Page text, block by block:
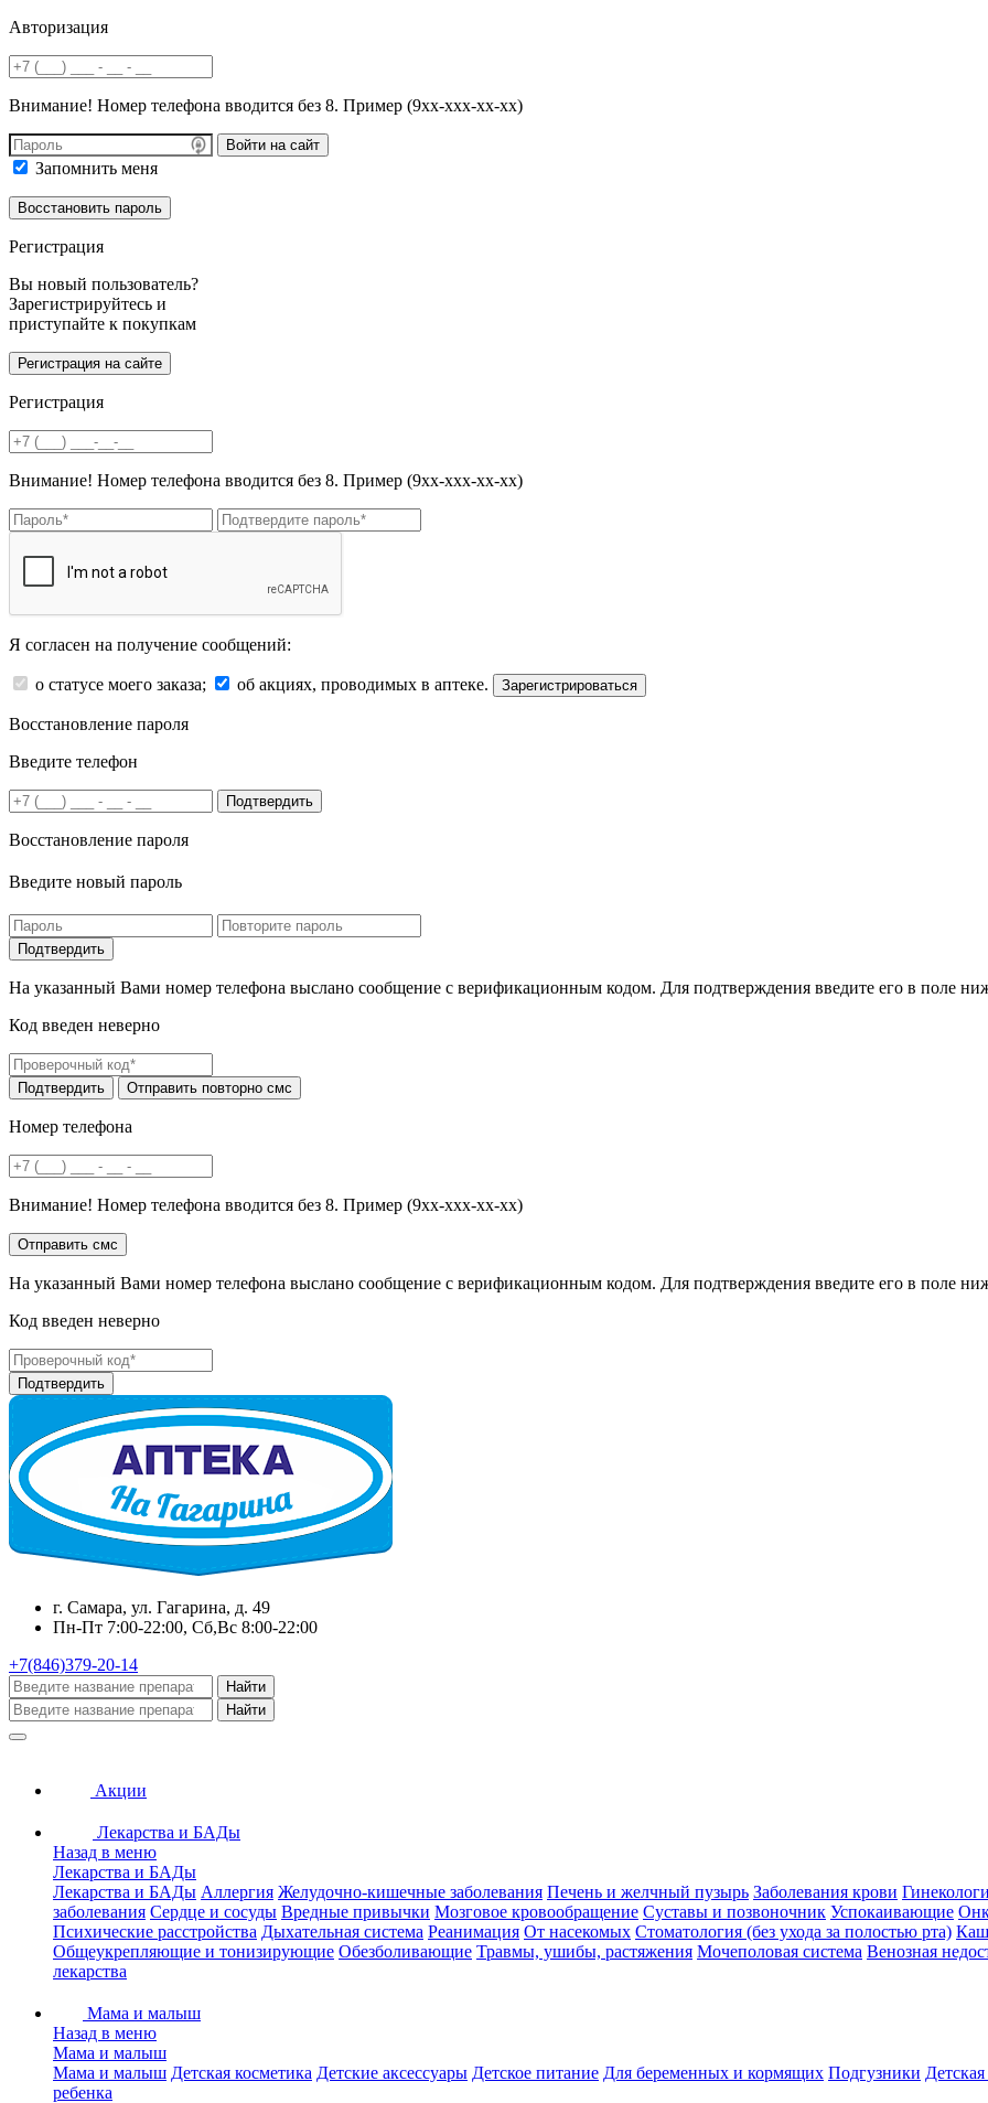
Авторизация
Внимание! Номер телефона вводится без 8. Пример (9хх-ххх-хх-хх)
Войти на сайт
Запомнить меня
Регистрация
Вы новый пользователь?
Зарегистрируйтесь и
приступайте к покупкам
Регистрация
Внимание! Номер телефона вводится без 8. Пример (9хх-ххх-хх-хх)
Я согласен на получение сообщений:
о статусе моего заказа; об акциях, проводимых в аптеке. Зарегистрироваться
Восстановление пароля
Введите телефон
Подтвердить
Восстановление пароля
Введите новый пароль
На указанный Вами номер телефона выслано сообщение с верификационным кодом. Для подтверждения введите его в поле
Код введен неверно
Номер телефона
Внимание! Номер телефона вводится без 8. Пример (9хх-ххх-хх-хх)
На указанный Вами номер телефона выслано сообщение с верификационным кодом. Для подтверждения введите его в поле
Код введен неверно
г. Самара, ул. Гагарина, д. 49
Пн-Пт 7:00-22:00, Сб,Вс 8:00-22:00
+7(846)379-20-14
Найти
Найти
Акции
Лекарства и БАДы
Назад в меню
Лекарства и БАДы
Лекарства и БАДы Аллергия Желудочно-кишечные заболевания Печень и желчный пузырь Заболевания крови
заболевания Сердце и сосуды Вредные привычки Мозговое кровообращение Суставы и позвоночник Успокаивающие
Психические расстройства Дыхательная система Реанимация От насекомых Стоматология (без ухода за полостью рта)
Общеукрепляющие и тонизирующие Обезболивающие Травмы, ушибы, растяжения Мочеполовая система Венозная
лекарства
Мама и малыш
Назад в меню
Мама и малыш
Мама и малыш Детская косметика Детские аксессуары Детское питание Для беременных и кормящих Подгузники
ребенка